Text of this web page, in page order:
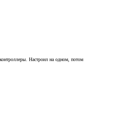
Настроил на одном, потом